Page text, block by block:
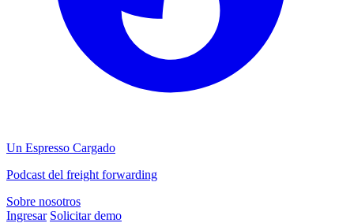
Un Espresso Cargado
Podcast del freight forwarding
Sobre nosotros
Ingresar Solicitar demo